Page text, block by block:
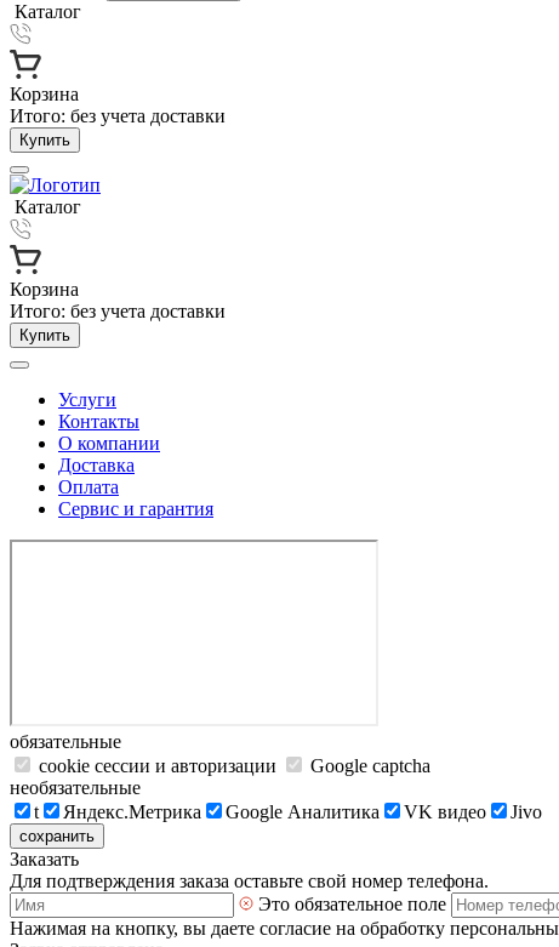
Каталог
Корзина
Итого: без учета доставки
Купить
Каталог
Корзина
Итого: без учета доставки
Купить
Услуги
Контакты
О компании
Доставка
Оплата
Сервис и гарантия
обязательные
cookie сессии и авторизации
Google captcha
необязательные
t
Яндекс.Метрика Google Аналитика VK видео Jivo
сохранить
Заказать
Для подтверждения заказа оставьте свой номер телефона.
Это обязательное поле
Нажимая на кнопку, вы даете согласие на обработку